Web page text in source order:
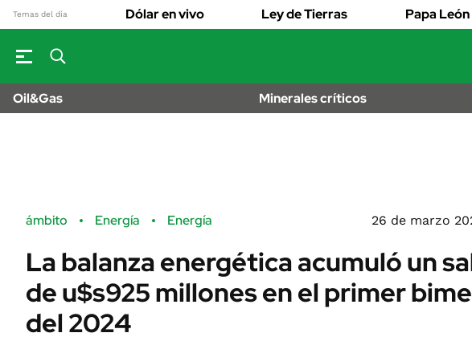
Temas del día Dólar en vivo Ley de Tierras Papa León
Banco de Datos
FINANZAS
Dólar
Real Estate
Sustentabilidad
ENERGY REPORT
POLÍTICA
OPINIÓN
ESPECTÁCULOS
Anuario autos 2026
Oil&Gas Minerales críticos
ámbito Energía Energía 26 de marzo
La balanza energética acumuló un
de u$s925 millones en el primer
del 2024